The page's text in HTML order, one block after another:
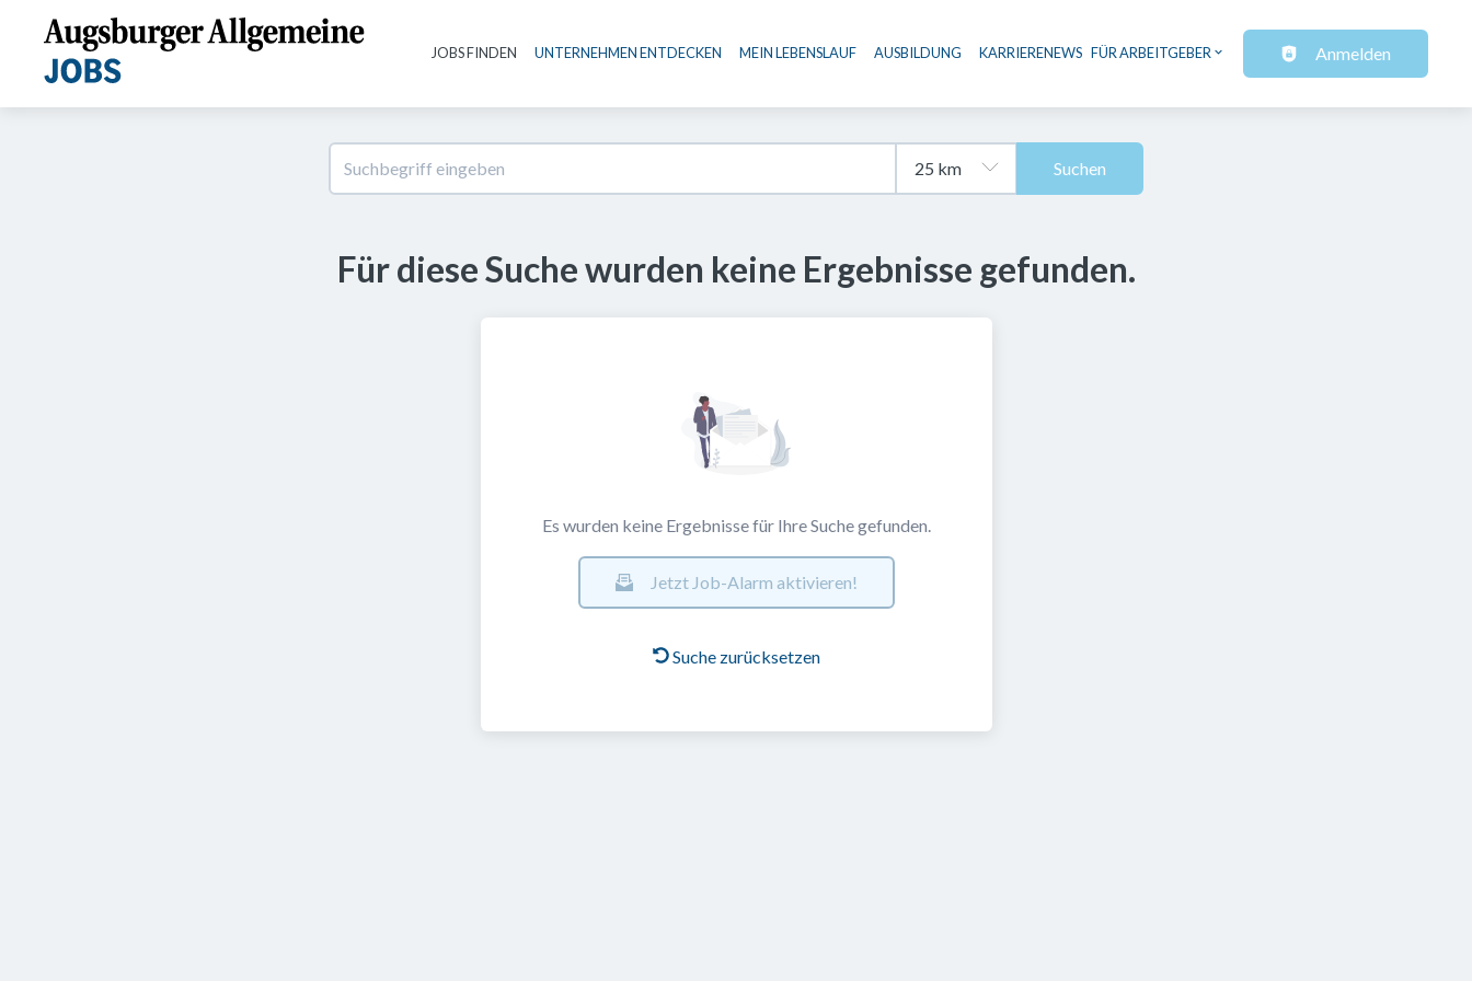
Haupt-Navigation
JOBS FINDEN UNTERNEHMEN ENTDECKEN MEIN LEBENSLAUF AUSBILDUNG KARRIERENEWS FÜR ARBEITGEBER Anmelden
Suchen
Für diese Suche wurden keine Ergebnisse gefunden.
Es wurden keine Ergebnisse für Ihre Suche gefunden.
Jetzt Job-Alarm aktivieren!
Suche zurücksetzen